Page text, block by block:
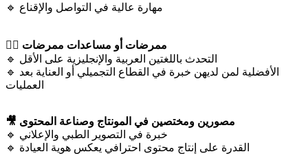
🔹 مهارة عالية في التواصل والإقناع
👩‍⚕️ ممرضات أو مساعدات ممرضات
🔹 التحدث باللغتين العربية والإنجليزية على الأقل
🔹 الأفضلية لمن لديهن خبرة في القطاع التجميلي أو العناية بعد
العمليات
🎥 مصورين ومختصين في المونتاج وصناعة المحتوى
🔹 خبرة في التصوير الطبي والإعلاني
🔹 القدرة على إنتاج محتوى احترافي يعكس هوية العيادة